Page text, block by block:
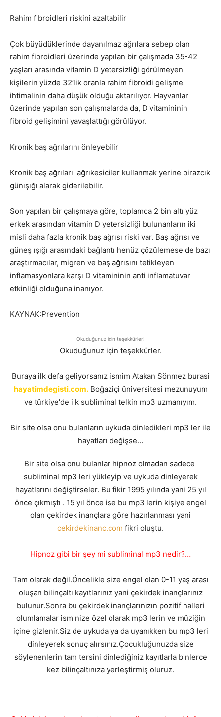
Rahim fibroidleri riskini azaltabilir
Çok büyüdüklerinde dayanılmaz ağrılara sebep olan
rahim fibroidleri üzerinde yapılan bir çalışmada 35-42
yaşları arasında vitamin D yetersizliği görülmeyen
kişilerin yüzde 32’lik oranla rahim fibroidi gelişme
ihtimalinin daha düşük olduğu aktarılıyor. Hayvanlar
üzerinde yapılan son çalışmalarda da, D vitamininin
fibroid gelişimini yavaşlattığı görülüyor.
Kronik baş ağrılarını önleyebilir
Kronik baş ağrıları, ağrıkesiciler kullanmak yerine birazcık
günışığı alarak giderilebilir.
Son yapılan bir çalışmaya göre, toplamda 2 bin altı yüz
erkek arasından vitamin D yetersizliği bulunanların iki
misli daha fazla kronik baş ağrısı riski var. Baş ağrısı ve
güneş ışığı arasındaki bağlantı henüz çözülemese de bazı
araştırmacılar, migren ve baş ağrısını tetikleyen
inflamasyonlara karşı D vitamininin anti inflamatuvar
etkinliği olduğuna inanıyor.
KAYNAK:Prevention
Okuduğunuz için teşekkürler!
Okuduğunuz için teşekkürler.
Buraya ilk defa geliyorsanız ismim Atakan Sönmez burasi
hayatimdegisti.com.Boğaziçi üniversitesi mezunuyum
ve türkiye'de ilk subliminal telkin mp3 uzmanıyım.
Bir site olsa onu bulanların uykuda dinledikleri mp3 ler ile
hayatları değişse…
Bir site olsa onu bulanlar hipnoz olmadan sadece
subliminal mp3 leri yükleyip ve uykuda dinleyerek
hayatlarını değiştirseler. Bu fikir 1995 yılında yani 25 yıl
önce çıkmıştı . 15 yıl önce ise bu mp3 lerin kişiye engel
olan çekirdek inançlara göre hazırlanması yani
cekirdekinanc.com fikri oluştu.
Hipnoz gibi bir şey mi subliminal mp3 nedir?…
Tam olarak değil.Öncelikle size engel olan 0-11 yaş arası
oluşan bilinçaltı kayıtlarınız yani çekirdek inançlarınız
bulunur.Sonra bu çekirdek inançlarınızın pozitif halleri
olumlamalar isminize özel olarak mp3 lerin ve müziğin
içine gizlenir.Siz de uykuda ya da uyanıkken bu mp3 leri
dinleyerek sonuç alırsınız.Çocukluğunuzda size
söylenenlerin tam tersini dinlediğiniz kayıtlarla binlerce
kez bilinçaltınıza yerleştirmiş oluruz.